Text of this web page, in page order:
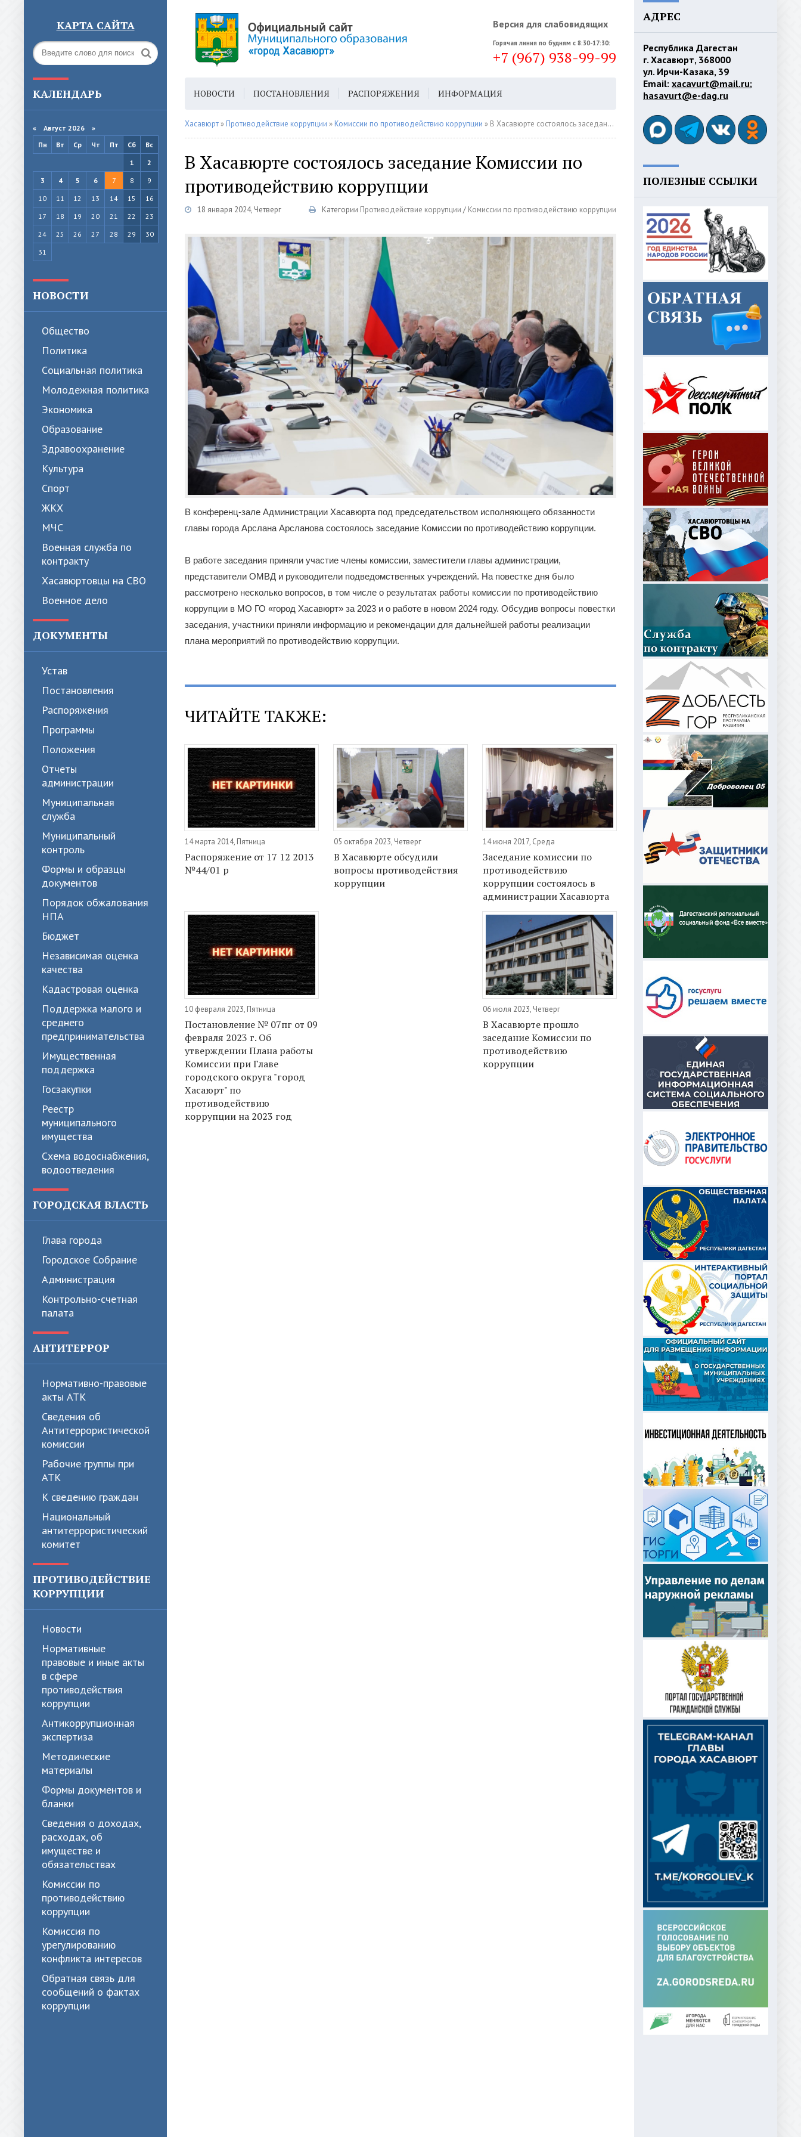
КАРТА САЙТА Версия для слабовидящих
Горячая линия по будням с 8:30-17:30:
+7 (967) 938-99-99
КАЛЕНДАРЬ
« Август 2026 »
Пн
Вт Ср Чт Пт Сб
Вс
1
2
3
4 5 6 7 8
9
10
11 12 13 14 15
16
17
18 19 20 21 22
23
24
25 26 27 28 29
30
31
НОВОСТИ
Общество
Политика
Cоциальная политика
Молодежная политика
Экономика
Образование
Здравоохранение
Культура
Спорт
ЖКХ
МЧС
Военная служба по
контракту
Хасавюртовцы на СВО
Военное дело
ДОКУМЕНТЫ
Устав
Постановления
Распоряжения
Программы
Положения
Отчеты
администрации
Муниципальная
служба
Муниципальный
контроль
Формы и образцы
документов
Порядок обжалования
НПА
Бюджет
Независимая оценка
качества
Кадастровая оценка
Поддержка малого и
среднего
предпринимательства
Имущественная
поддержка
Госзакупки
Реестр
муниципального
имущества
Схема водоснабжения,
водоотведения
ГОРОДСКАЯ ВЛАСТЬ
Глава города
Городское Собрание
Администрация
Контрольно-счетная
палата
АНТИТЕРРОР
Нормативно-правовые
акты АТК
Сведения об
Антитеррористической
комиссии
Рабочие группы при
АТК
К сведению граждан
Национальный
антитеррористический
комитет
ПРОТИВОДЕЙСТВИЕ
КОРРУПЦИИ
Новости
Нормативные
правовые и иные акты
в сфере
противодействия
коррупции
Антикоррупционная
экспертиза
Методические
материалы
Формы документов и
бланки
Сведения о доходах,
расходах, об
имуществе и
обязательствах
Комиссии по
противодействию
коррупции
Комиссия по
урегулированию
конфликта интересов
Обратная связь для
сообщений о фактах
коррупции
НОВОСТИ ПОСТАНОВЛЕНИЯ РАСПОРЯЖЕНИЯ ИНФОРМАЦИЯ
ГОРОДСКАЯ СРЕДА ГЕН. ПЛАН
Хасавюрт » Противодействие коррупции » Комиссии по противодействию коррупции » В Хасавюрте состоялось заседание Комиссии по противодействию коррупции
В Хасавюрте состоялось заседание Комиссии по
противодействию коррупции
18 января 2024, Четверг Категории Противодействие коррупции / Комиссии по противодействию коррупции
В конференц-зале Администрации Хасавюрта под председательством исполняющего обязанности
главы города Арслана Арсланова состоялось заседание Комиссии по противодействию коррупции.
В работе заседания приняли участие члены комиссии, заместители главы администрации,
представители ОМВД и руководители подведомственных учреждений. На повестке дня было
рассмотрено несколько вопросов, в том числе о результатах работы комиссии по противодействию
коррупции в МО ГО «город Хасавюрт» за 2023 и о работе в новом 2024 году. Обсудив вопросы повестки
заседания, участники приняли информацию и рекомендации для дальнейшей работы реализации
плана мероприятий по противодействию коррупции.
ЧИТАЙТЕ ТАКЖЕ:
14 марта 2014, Пятница
Распоряжение от 17 12 2013
№44/01 р
05 октября 2023, Четверг
В Хасавюрте обсудили
вопросы противодействия
коррупции
14 июня 2017, Среда
Заседание комиссии по
противодействию
коррупции состоялось в
администрации Хасавюрта
10 февраля 2023, Пятница
Постановление № 07пг от 09
февраля 2023 г. Об
утверждении Плана работы
Комиссии при Главе
городского округа "город
Хасаюрт" по
противодействию
коррупции на 2023 год
06 июля 2023, Четверг
В Хасавюрте прошло
заседание Комиссии по
противодействию
коррупции
АДРЕС
Республика Дагестан
г. Хасавюрт, 368000
ул. Ирчи-Казака, 39
Email: xacavurt@mail.ru;
hasavurt@e-dag.ru
ПОЛЕЗНЫЕ ССЫЛКИ